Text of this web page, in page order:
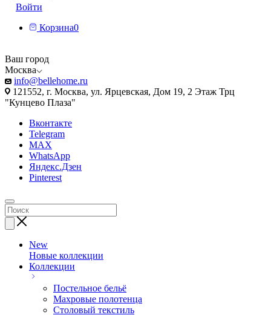
Войти
Корзина0
Ваш город
Москва
info@bellehome.ru
121552, г. Москва, ул. Ярцевская, Дом 19, 2 Этаж Трц
"Кунцево Плаза"
Вконтакте
Telegram
MAX
WhatsApp
Яндекс.Дзен
Pinterest
New
Новые коллекции
Коллекции
Постельное бельё
Махровые полотенца
Столовый текстиль